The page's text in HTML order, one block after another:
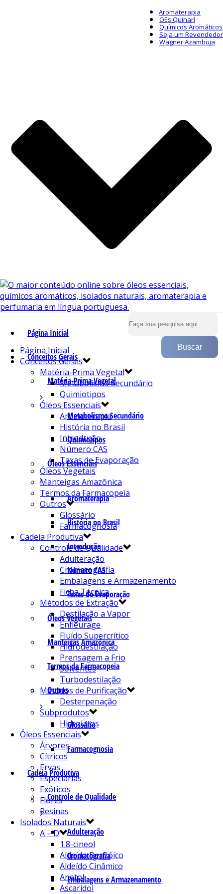
Aromaterapia
OEs Quinarí
Químicos Aromáticos
Seja um Revendedor
Wagner Azambuja
Página Inicial
Conceitos Gerais
Matéria-Prima Vegetal
Metabolismo Secundário
Quimiotipos
Óleos Essenciais
Aromaterapia
História no Brasil
Introdução
Número CAS
Taxas de Evaporação
Óleos Vegetais
Manteigas Amazônica
Termos da Farmacopeia
Outros
Glossário
Farmacognosia
Cadeia Produtiva
Controle de Qualidade
Adulteração
Cromatografia
Embalagens e Armazenamento
Página Inicial
Conceitos Gerais
Matéria-Prima Vegetal
Metabolismo Secundário
Quimiotipos
Óleos Essenciais
Aromaterapia
História no Brasil
Introdução
Número CAS
Taxas de Evaporação
Óleos Vegetais
Manteigas Amazônica
Termos da Farmacopeia
Outros
Glossário
Farmacognosia
Cadeia Produtiva
Controle de Qualidade
Adulteração
Cromatografia
Embalagens e Armazenamento
Ficha Técnica
Métodos de Extração
Destilação a Vapor
Enfleurage
Fluído Supercrítico
Hidrodestilação
Prensagem a Frio
Solventes
Turbodestilação
Métodos de Purificação
Desterpenação
Subprodutos
Hidrolatos
Óleos Essenciais
Árvores
Cítricos
Ervas
Especiarias
Exóticos
Flores
Resinas
Isolados Naturais
A – D
1.8-cineol
Aldeído Benzóico
Aldeído Cinâmico
Anetol
Ascaridol